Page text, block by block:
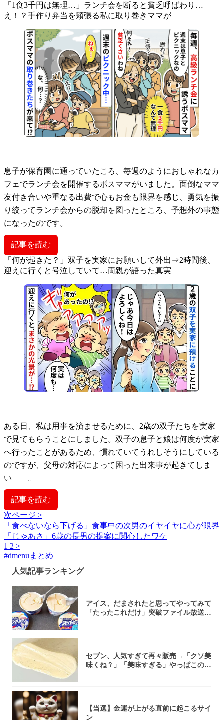
「1食3千円は無理…」ランチ会を断ると貧乏呼ばわり…
え！？手作り弁当を頬張る私に取り巻きママが
息子が保育園に通っていたころ、毎週のようにおしゃれなカ
フェでランチ会を開催するボスママがいました。面倒なママ
友付き合いや重なる出費で心もお金も限界を感じ、勇気を振
り絞ってランチ会からの脱却を図ったところ、予想外の事態
になったのです。
記事を読む
「何が起きた？」双子を実家にお願いして外出⇒2時間後、
迎えに行くと号泣していて…両親が語った真実
ある日、私は用事を済ませるために、2歳の双子たちを実家
で見てもらうことにしました。双子の息子と娘は何度か実家
へ行ったことがあるため、慣れていてうれしそうにしている
のですが、父母の対応によって困った出来事が起きてしま
い……。
記事を読む
次ページ >
「食べないなら下げる」食事中の次男のイヤイヤに心が限界
「じゃあさ」6歳の長男の提案に関心したワケ
1 2 >
#dmenuまとめ
人気記事ランキング
アイス、だまされたと思ってやってみて
「たったこれだけ」突破ファイル放送で
セブン、人気すぎて再々販売→「クソ美
味くね？」「美味すぎる」やっぱこのク
【当選】金運が上がる直前に起こるサイ
ン